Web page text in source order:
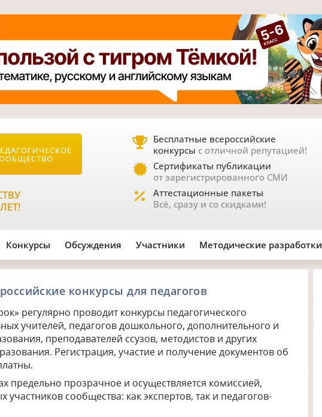
Бесплатные всероссийские
конкурсы с отличной репутацией!
Сертификаты публикации
от зарегистрированного СМИ
Аттестационные пакеты
Всё, сразу и со скидками!
Конкурсы Обсуждения Участники Методические разработки
конкурсы для педагогов
регулярно проводит конкурсы педагогического
учителей, педагогов дошкольного, дополнительного и
преподавателей ссузов, методистов и других
Регистрация, участие и получение документов об
предельно прозрачное и осуществляется комиссией,
участников сообщества: как экспертов, так и педагогов-